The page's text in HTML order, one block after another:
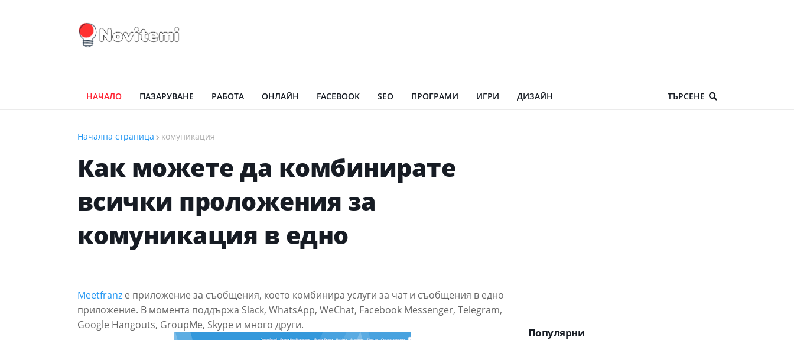
НАЧАЛО ПАЗАРУВАНЕ РАБОТА ОНЛАЙН FACEBOOK SEO ПРОГРАМИ ИГРИ ДИЗАЙН ТЪРСЕНЕ
Начална страница комуникация
Как можете да комбинирате
всички проложения за
комуникация в едно
Meetfranze приложение за съобщения, което комбинира услуги за чат и съобщения в едно
приложение. В момента поддържа Slack, WhatsApp, WeChat, Facebook Messenger, Telegram,
Google Hangouts, GroupMe, Skype и много други.
Популярни